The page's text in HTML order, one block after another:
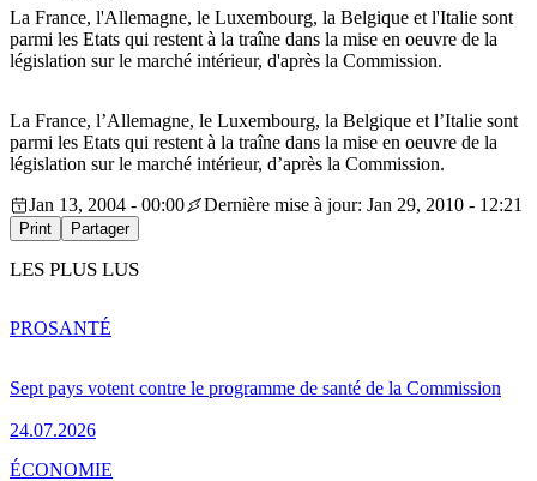
La France, l'Allemagne, le Luxembourg, la Belgique et l'Italie sont
parmi les Etats qui restent à la traîne dans la mise en oeuvre de la
législation sur le marché intérieur, d'après la Commission.
La France, l’Allemagne, le Luxembourg, la Belgique et l’Italie sont
parmi les Etats qui restent à la traîne dans la mise en oeuvre de la
législation sur le marché intérieur, d’après la Commission.
Jan 13, 2004 - 00:00
Dernière mise à jour: Jan 29, 2010 - 12:21
Print Partager
LES PLUS LUS
Sept pays votent contre le programme de santé de la Commission
24.07.2026
PROSANTÉ
ÉCONOMIE